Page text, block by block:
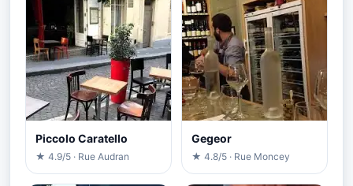
Piccolo Caratello
★ 4.9/5 · Rue Audran
Gegeor
★ 4.8/5 · Rue Moncey